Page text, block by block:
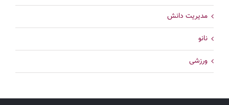
مدیریت دانش
نانو
ورزشی